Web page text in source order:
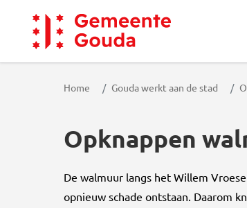
Gemeente Gouda
Home Gouda werkt aan de stad
Opknappen
De walmuur langs het Willem
opnieuw schade ontstaan. Daarom